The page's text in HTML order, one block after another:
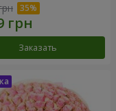
Заказать